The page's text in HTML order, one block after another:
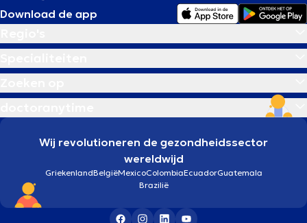
Download de app
Wij revolutioneren de gezondheidssector
wereldwijd
GriekenlandBelgiëMexicoColombiaEcuadorGuatemala
Brazilië